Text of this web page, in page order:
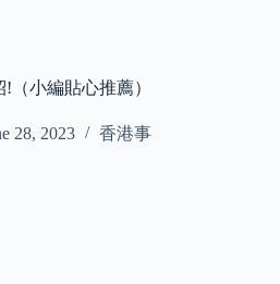
（小編貼心推薦）
28, 2023 香港事